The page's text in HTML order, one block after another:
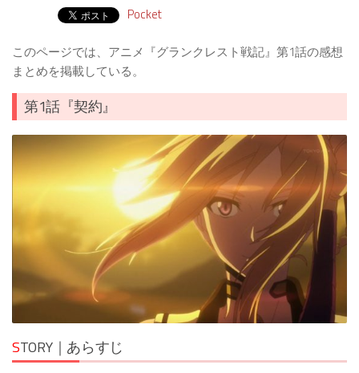
Pocket
このページでは、アニメ『グランクレスト戦記』第1話の感想
まとめを掲載している。
第1話『契約』
STORY｜あらすじ